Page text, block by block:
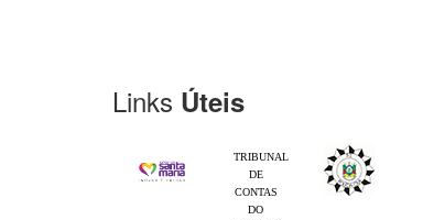
Links Úteis
TRIBUNAL
DE
CONTAS
DO